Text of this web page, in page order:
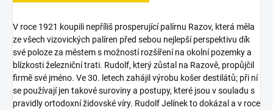
V roce 1921 koupili nepříliš prosperující palírnu Razov, která měla
ze všech vizovických palíren před sebou nejlepší perspektivu dík
své poloze za městem s možností rozšíření na okolní pozemky a
blízkosti železniční trati. Rudolf, který zůstal na Razově, propůjčil
firmě své jméno. Ve 30. letech zahájil výrobu košer destilátů; při ní
se používají jen takové suroviny a postupy, které jsou v souladu s
pravidly ortodoxní židovské víry. Rudolf Jelínek to dokázal a v roce